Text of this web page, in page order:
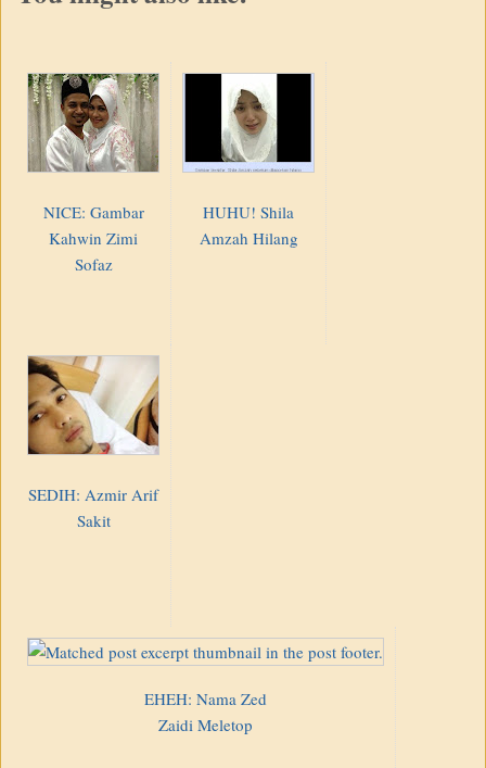
NICE: Gambar
Kahwin Zimi
Sofaz
HUHU! Shila
Amzah Hilang
SEDIH: Azmir Arif
Sakit
EHEH: Nama Zed
Zaidi Meletop